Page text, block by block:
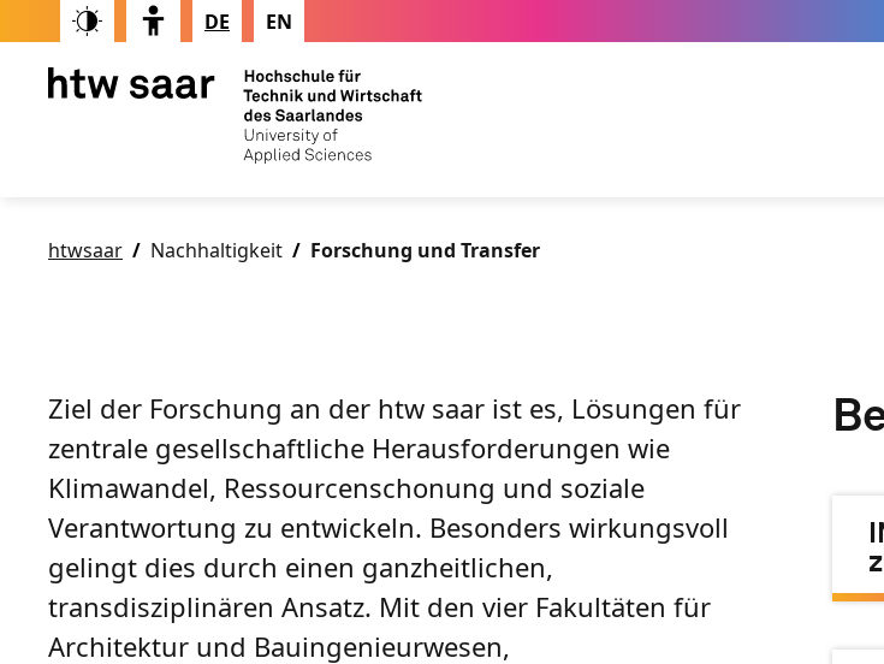
DE EN
htwsaar Nachhaltigkeit Forschung und Transfer
Ziel der Forschung an der htw saar ist es, Lösungen für
zentrale gesellschaftliche Herausforderungen wie
Klimawandel, Ressourcenschonung und soziale
Verantwortung zu entwickeln. Besonders wirkungsvoll
gelingt dies durch einen ganzheitlichen,
transdisziplinären Ansatz. Mit den vier Fakultäten für
Architektur und Bauingenieurwesen,